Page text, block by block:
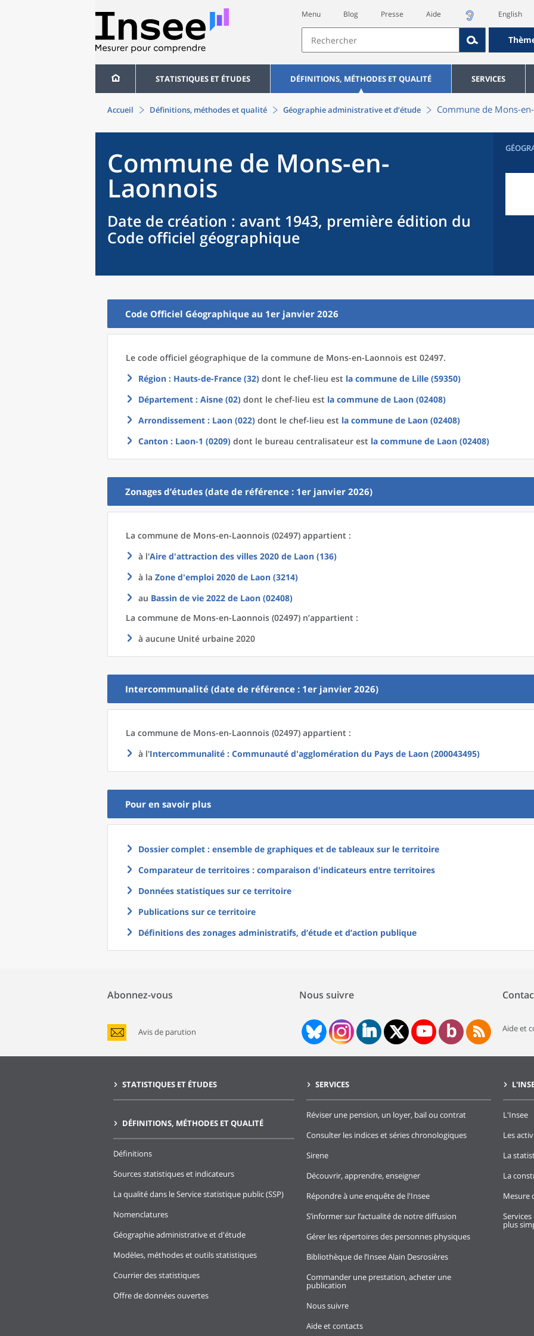
Menu Blog Presse Aide English
STATISTIQUES ET ÉTUDES DÉFINITIONS, MÉTHODES ET QUALITÉ SERVICES
Accueil Définitions, méthodes et qualité Géographie administrative et d’étude Commune de Mons-
Commune de Mons-en-
Laonnois
Date de création : avant 1943, première édition du
Code officiel géographique
Code Officiel Géographique au 1er janvier 2026
Le code officiel géographique de la commune de Mons-en-Laonnois est 02497.
Région : Hauts-de-France (32) dont le chef-lieu est la commune de Lille (59350)
Département : Aisne (02) dont le chef-lieu est la commune de Laon (02408)
Arrondissement : Laon (022) dont le chef-lieu est la commune de Laon (02408)
Canton : Laon-1 (0209) dont le bureau centralisateur est la commune de Laon (02408)
Zonages d’études (date de référence : 1er janvier 2026)
La commune de Mons-en-Laonnois (02497) appartient :
à l'Aire d'attraction des villes 2020 de Laon (136)
à la Zone d'emploi 2020 de Laon (3214)
au Bassin de vie 2022 de Laon (02408)
La commune de Mons-en-Laonnois (02497) n’appartient :
à aucune Unité urbaine 2020
Intercommunalité (date de référence : 1er janvier 2026)
La commune de Mons-en-Laonnois (02497) appartient :
à l'Intercommunalité : Communauté d'agglomération du Pays de Laon (200043495)
Pour en savoir plus
Dossier complet : ensemble de graphiques et de tableaux sur le territoire
Comparateur de territoires : comparaison d'indicateurs entre territoires
Données statistiques sur ce territoire
Publications sur ce territoire
Définitions des zonages administratifs, d’étude et d’action publique
Abonnez-vous
Avis de parution
Nous suivre
Aide et
STATISTIQUES ET ÉTUDES
DÉFINITIONS, MÉTHODES ET QUALITÉ
Définitions
Sources statistiques et indicateurs
La qualité dans le Service statistique public (SSP)
Nomenclatures
Géographie administrative et d'étude
Modèles, méthodes et outils statistiques
Courrier des statistiques
Offre de données ouvertes
SERVICES
Réviser une pension, un loyer, bail ou contrat
Consulter les indices et séries chronologiques
Sirene
Découvrir, apprendre, enseigner
Répondre à une enquête de l'Insee
S’informer sur l’actualité de notre diffusion
Gérer les répertoires des personnes physiques
Bibliothèque de l’Insee Alain Desrosières
Commander une prestation, acheter une
publication
Nous suivre
Aide et contacts
L'Insee
Les
La
La
Mesure
plus